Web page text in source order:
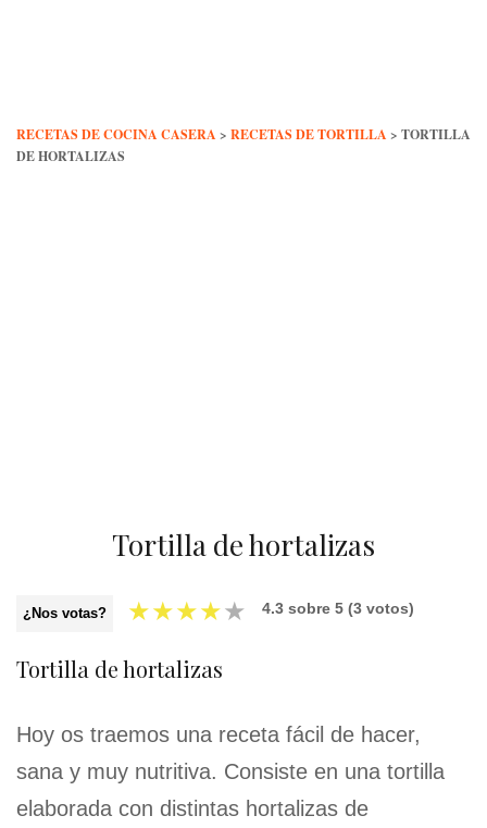
RECETAS DE COCINA CASERA > RECETAS DE TORTILLA > TORTILLA
DE HORTALIZAS
Tortilla de hortalizas
¿Nos votas? ★★★★★ 4.3 sobre 5 (3 votos)
Tortilla de hortalizas
Hoy os traemos una receta fácil de hacer,
sana y muy nutritiva. Consiste en una tortilla
elaborada con distintas hortalizas de